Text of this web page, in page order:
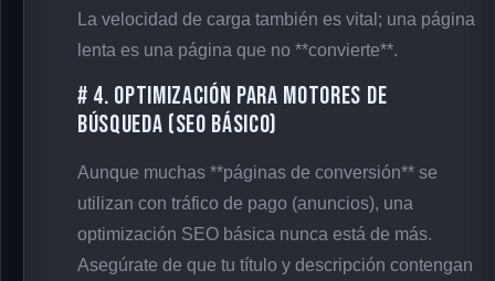
La velocidad de carga también es vital; una página
lenta es una página que no **convierte**.
# 4. Optimización para Motores de
Búsqueda (SEO Básico)
Aunque muchas **páginas de conversión** se
utilizan con tráfico de pago (anuncios), una
optimización SEO básica nunca está de más.
Asegúrate de que tu título y descripción contengan